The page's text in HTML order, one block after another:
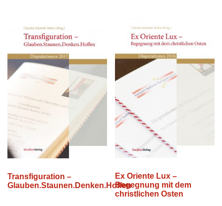
Transfiguration –
Glauben.Staunen.Denken.Hoffen
Ex Oriente Lux –
Begegnung mit dem
christlichen Osten